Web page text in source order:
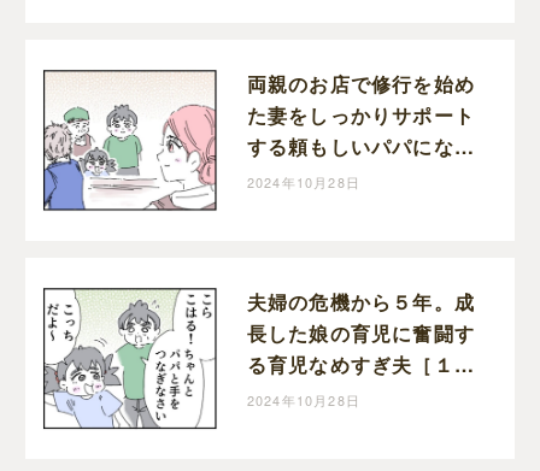
両親のお店で修行を始め
た妻をしっかりサポート
する頼もしいパパになっ
た育児なめすぎ夫［２０
2024年10月28日
夫婦の危機から５年。成
長した娘の育児に奮闘す
る育児なめすぎ夫［１９
９］｜くまおのマンガ堂
2024年10月28日